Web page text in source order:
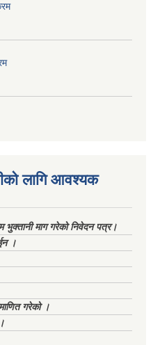
लागि आवश्यक
भुक्तानी माग गरेको निवेदन पत्र।
।
गरेको ।